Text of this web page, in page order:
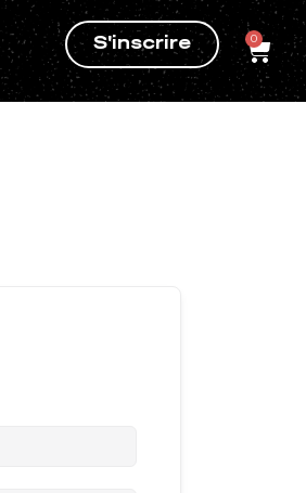
S'inscrire 0